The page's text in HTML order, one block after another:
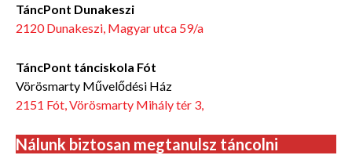
TáncPont Dunakeszi
2120 Dunakeszi, Magyar utca 59/a
TáncPont tánciskola Fót
Vörösmarty Művelődési Ház
2151 Fót, Vörösmarty Mihály tér 3,
Nálunk biztosan megtanulsz táncolni